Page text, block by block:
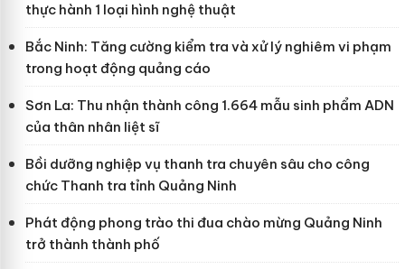
thực hành 1 loại hình nghệ thuật
Bắc Ninh: Tăng cường kiểm tra và xử lý nghiêm vi phạm
trong hoạt động quảng cáo
Sơn La: Thu nhận thành công 1.664 mẫu sinh phẩm ADN
của thân nhân liệt sĩ
Bồi dưỡng nghiệp vụ thanh tra chuyên sâu cho công
chức Thanh tra tỉnh Quảng Ninh
Phát động phong trào thi đua chào mừng Quảng Ninh
trở thành thành phố